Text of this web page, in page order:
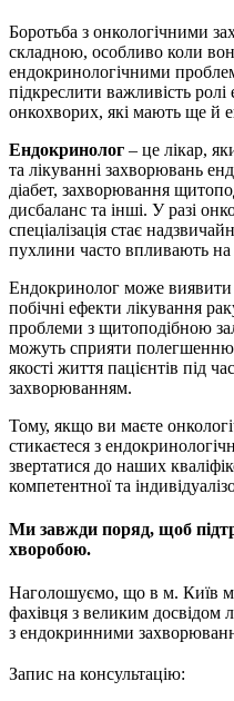
Боротьба з онкологічними
складною, особливо коли
ендокринологічними
підкреслити важливість
онкохворих, які мають ще й
Ендокринолог – це лікар,
та лікуванні захворювань
діабет, захворювання
дисбаланс та інші. У разі
спеціалізація стає
пухлини часто впливають
Ендокринолог може виявити
побічні ефекти лікування
проблеми з щитоподібною
можуть сприяти
якості життя пацієнтів під
захворюванням.
Тому, якщо ви маєте
стикаєтеся з
звертатися до наших
компетентної та
Ми завжди поряд, щоб
хворобою.
Наголошуємо, що в м. Київ
фахівця з великим досвідом
з ендокринними
Запис на консультацію: